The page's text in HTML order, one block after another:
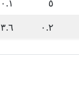
٥ ٠.١
٠.٢ ٣.٦